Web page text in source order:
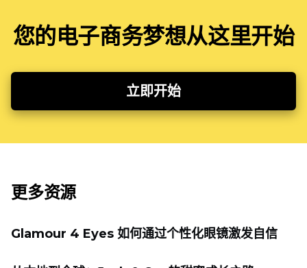
您的电子商务梦想从这里开始
立即开始
更多资源
Glamour 4 Eyes 如何通过个性化眼镜激发自信